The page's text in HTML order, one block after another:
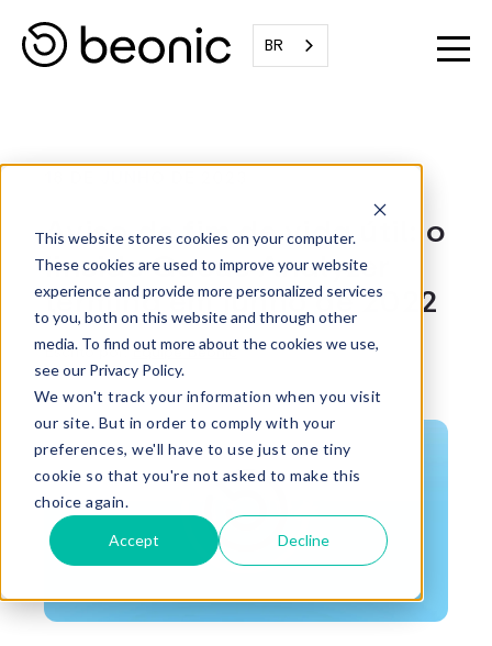
This website stores cookies on your computer.
These cookies are used to improve your website
experience and provide more personalized services
to you, both on this website and through other
media. To find out more about the cookies we use,
see our Privacy Policy.
We won't track your information when you visit
our site. But in order to comply with your
preferences, we'll have to use just one tiny
cookie so that you're not asked to make this
choice again.
Accept Decline
BR
Aviso de fim de vida útil: o
iinside Queue Analyzer
termina em junho de 2022
Escrito por:Equipe Beonic